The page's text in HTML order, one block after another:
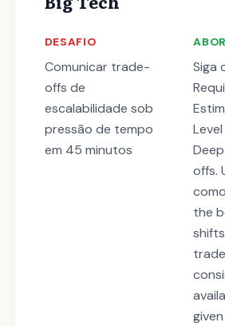
DESAFIO
Comunicar trade-
offs de
escalabilidade sob
pressão de tempo
em 45 minutos
Siga
offs.
the